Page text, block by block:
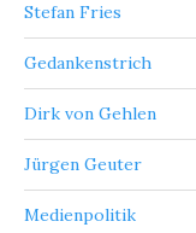
Stefan Fries
Gedankenstrich
Dirk von Gehlen
Jürgen Geuter
Medienpolitik